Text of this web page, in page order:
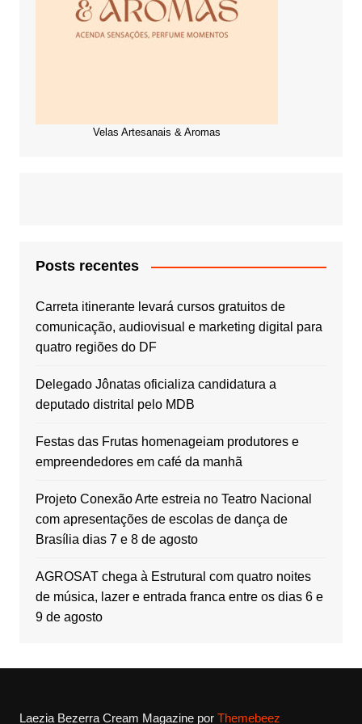
Velas Artesanais & Aromas
Posts recentes
Carreta itinerante levará cursos gratuitos de
comunicação, audiovisual e marketing digital para
quatro regiões do DF
Delegado Jônatas oficializa candidatura a
deputado distrital pelo MDB
Festas das Frutas homenageiam produtores e
empreendedores em café da manhã
Projeto Conexão Arte estreia no Teatro Nacional
com apresentações de escolas de dança de
Brasília dias 7 e 8 de agosto
AGROSAT chega à Estrutural com quatro noites
de música, lazer e entrada franca entre os dias 6 e
9 de agosto
Laezia BezerraCream Magazine por Themebeez